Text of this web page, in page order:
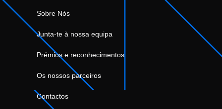
Sobre Nós
Junta-te à nossa equipa
Prémios e reconhecimentos
Os nossos parceiros
Contactos